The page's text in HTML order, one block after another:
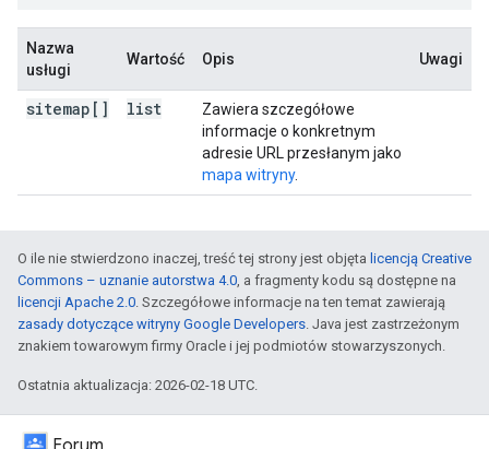
Nazwa
usługi
Wartość Opis Uwagi
sitemap[] list
Zawiera szczegółowe
informacje o konkretnym
adresie URL przesłanym jako
mapa witryny.
O ile nie stwierdzono inaczej, treść tej strony jest objęta licencją Creative
Commons – uznanie autorstwa 4.0, a fragmenty kodu są dostępne na
licencji Apache 2.0. Szczegółowe informacje na ten temat zawierają
zasady dotyczące witryny Google Developers. Java jest zastrzeżonym
znakiem towarowym firmy Oracle i jej podmiotów stowarzyszonych.
Ostatnia aktualizacja: 2026-02-18 UTC.